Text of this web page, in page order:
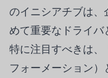
のイニシアチブは
めて重要なドライバ
特に注目すべきは、
フォーメーション